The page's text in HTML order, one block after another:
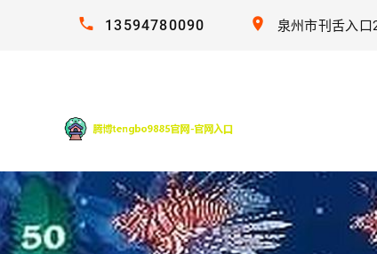
13594780090 泉州市刊舌入口